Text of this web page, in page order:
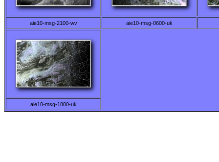
aie10-msg-2100-wv aie10-msg-0600-uk
aie10-msg-1800-uk